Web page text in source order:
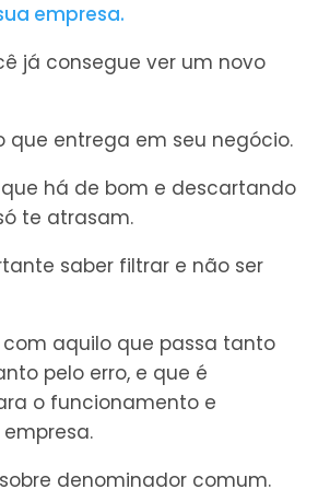
empresa.
já consegue ver um novo
que entrega em seu negócio.
há de bom e descartando
te atrasam.
saber filtrar e não ser
aquilo que passa tanto
pelo erro, e que é
o funcionamento e
denominador comum.